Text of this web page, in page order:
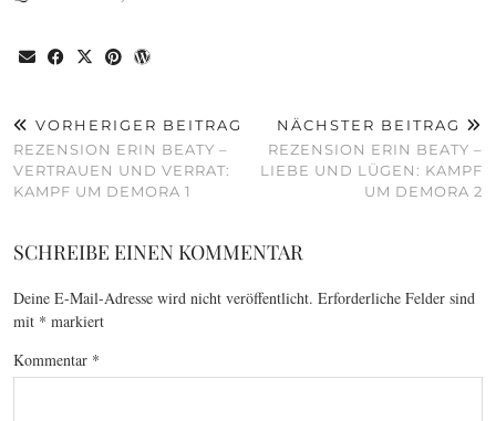
VORHERIGER BEITRAG
REZENSION ERIN BEATY –
VERTRAUEN UND VERRAT:
KAMPF UM DEMORA 1
NÄCHSTER BEITRAG
REZENSION ERIN BEATY –
LIEBE UND LÜGEN: KAMPF
UM DEMORA 2
SCHREIBE EINEN KOMMENTAR
Deine E-Mail-Adresse wird nicht veröffentlicht. Erforderliche Felder sind
mit * markiert
Kommentar *